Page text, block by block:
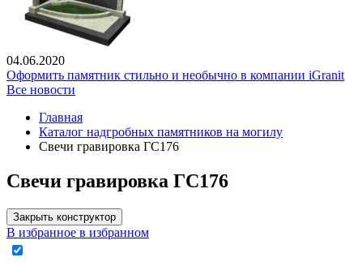
04.06.2020
Оформить памятник стильно и необычно в компании iGranit
Все новости
Главная
Каталог надгробных памятников на могилу
Свечи гравировка ГС176
Свечи гравировка ГС176
Закрыть конструктор
В избранное в избранном